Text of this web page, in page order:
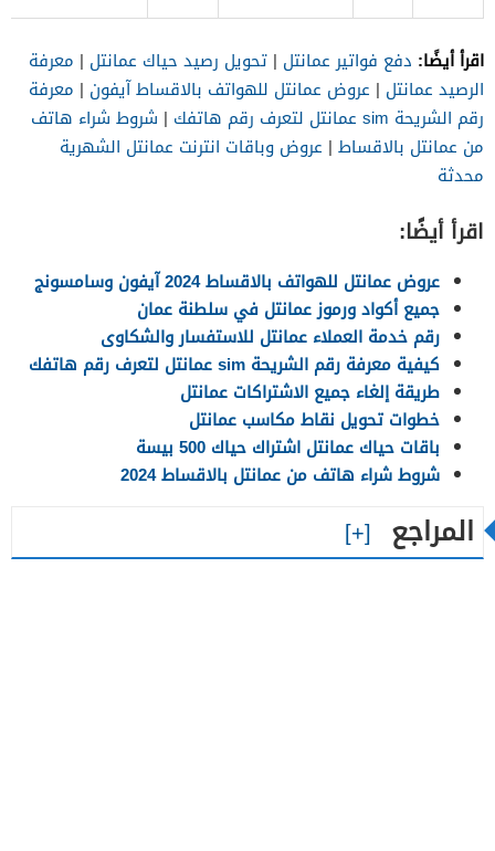
اقرأ أيضًا: دفع فواتير عمانتل | تحويل رصيد حياك عمانتل | معرفة
الرصيد عمانتل | عروض عمانتل للهواتف بالاقساط آيفون | معرفة
رقم الشريحة sim عمانتل لتعرف رقم هاتفك
| شروط شراء هاتف
من عمانتل بالاقساط | عروض وباقات انترنت عمانتل الشهرية
محدثة
اقرأ أيضًا:
عروض عمانتل للهواتف بالاقساط 2024 آيفون وسامسونج
جميع أكواد ورموز عمانتل في سلطنة عمان
رقم خدمة العملاء عمانتل للاستفسار والشكاوى
كيفية معرفة رقم الشريحة sim عمانتل لتعرف رقم هاتفك
طريقة إلغاء جميع الاشتراكات عمانتل
خطوات تحويل نقاط مكاسب عمانتل
باقات حياك عمانتل اشتراك حياك 500 بيسة
شروط شراء هاتف من عمانتل بالاقساط 2024
المراجع